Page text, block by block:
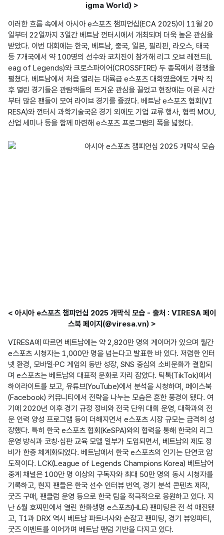
igma World) >
이러한 흐름 속에서 아시아 e스포츠 챔피언십(ECA 2025)이 11월 20
일부터 22일까지 3일간 베트남 껀터시에서 개최되며 더욱 높은 관심을
받았다. 이번 대회에는 한국, 베트남, 중국, 일본, 필리핀, 라오스, 태국
등 7개국에서 약 100명의 선수와 코치진이 참가해 리그 오브 레전드(L
eag of Legends)와 크로스파이어(CROSSFIRE) 두 종목에서 경쟁을
펼쳤다. 베트남에서 처음 열리는 대륙급 e스포츠 대회였음에도 개막 직
후 열린 경기들은 관람객들의 뜨거운 관심을 끌었고 현장에는 이른 시간
부터 많은 팬들이 모여 라이브 경기를 즐겼다. 베트남 e스포츠 협회(VI
RESA)와 껀터시 과학기술국은 경기 외에도 기업 교류 행사, 협력 MOU,
< 아시아 e스포츠 챔피언십 2025 개막식 모습 - 출처 : VIRESA 페이
스북 페이지(@viresa.vn) >
VIRESA에 따르면 베트남에는 약 2,820만 명의 게이머가 있으며 월간
e스포츠 시청자는 1,000만 명을 넘는다고 발표한 바 있다. 저렴한 인터
넷 환경, 모바일·PC 게임의 동반 성장, SNS 중심의 소비문화가 결합되
며 e스포츠는 베트남의 대표적 문화로 자리 잡았다. 틱톡(TikTok)에서
하이라이트를 보고, 유튜브(YouTube)에서 분석을 시청하며, 페이스북
(Facebook) 커뮤니티에서 전략을 나누는 모습은 흔한 풍경이 됐다. 여
기에 2020년 이후 경기 규정 정비와 전국 단위 대회 운영, 대학과의 전
문 인력 양성 프로그램 등이 더해지면서 e스포츠 시장 규모는 급격히 성
장했다. 특히 한국 e스포츠 협회(KeSPA)와의 협력을 통해 한국의 리그
운영 방식과 코칭·심판 교육 모델 일부가 도입되면서, 베트남의 제도 정
비가 한층 체계화되었다. 베트남에서 한국 e스포츠의 인기는 단연코 압
도적이다. LCK(League of Legends Champions Korea) 베트남어
중계 채널은 100만 명 이상의 구독자와 최대 50만 명의 동시 시청자를
기록하고, 현지 팬들은 한국 선수 인터뷰 번역, 경기 분석 콘텐츠 제작,
굿즈 구매, 팬클럽 운영 등으로 한국 팀을 적극적으로 응원하고 있다. 지
난 6월 호찌민에서 열린 한화생명 e스포츠(HLE) 팬미팅은 전 석 매진됐
고, T1과 DRX 역시 베트남 파트너사와 손잡고 팬미팅, 경기 뷰잉파티,